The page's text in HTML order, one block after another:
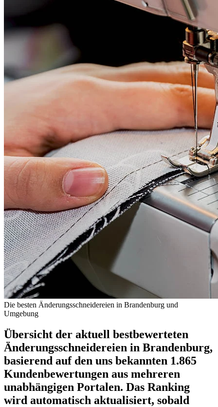
Die besten Änderungsschneidereien in Brandenburg und
Umgebung
Übersicht der aktuell bestbewerteten
Änderungsschneidereien in Brandenburg,
basierend auf den uns bekannten 1.865
Kundenbewertungen aus mehreren
unabhängigen Portalen. Das Ranking
wird automatisch aktualisiert, sobald